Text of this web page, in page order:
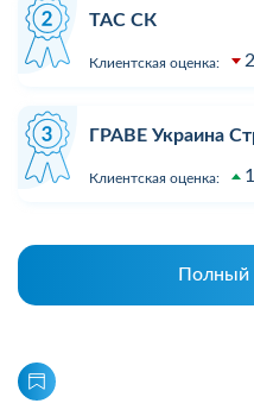
ТАС СК
Клиентская оценка:
ГРАВЕ Украина
Клиентская оценка:
Полный